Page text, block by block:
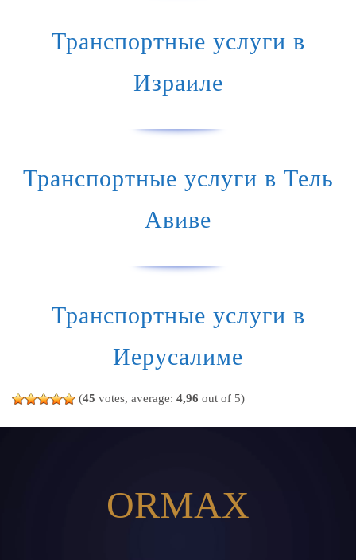
Транспортные услуги в
Израиле
Транспортные услуги в Тель
Авиве
Транспортные услуги в
Иерусалиме
(45 votes, average: 4,96 out of 5)
ORMAX